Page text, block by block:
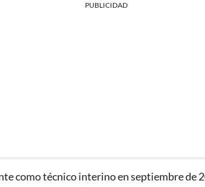
PUBLICIDAD
como técnico interino en septiembre de